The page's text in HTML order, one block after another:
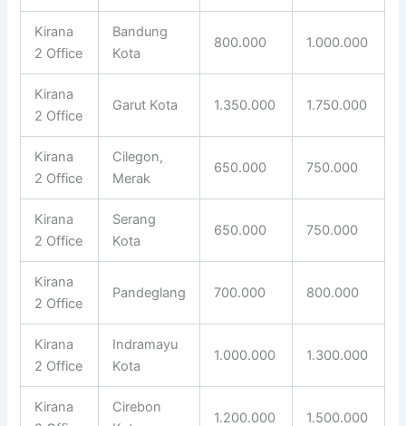
Kirana
2 Office
Bandung
Kota
800.000 1.000.000
Kirana
2 Office
Garut Kota 1.350.000 1.750.000
Kirana
2 Office
Cilegon,
Merak
650.000 750.000
Kirana
2 Office
Serang
Kota
650.000 750.000
Kirana
2 Office
Pandeglang 700.000 800.000
Kirana
2 Office
Indramayu
Kota
1.000.000 1.300.000
Kirana
Cirebon
1.200.000 1.500.000